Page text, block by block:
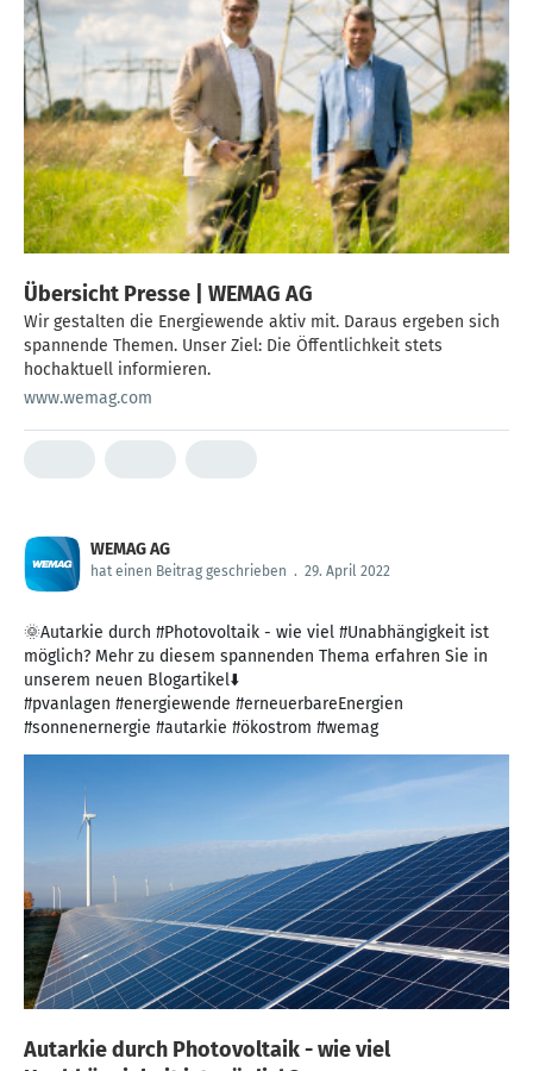
Übersicht Presse | WEMAG AG
Wir gestalten die Energiewende aktiv mit. Daraus ergeben sich
spannende Themen. Unser Ziel: Die Öffentlichkeit stets
hochaktuell informieren.
www.wemag.com
WEMAG AG
hat einen Beitrag geschrieben . 29. April 2022
🌞Autarkie durch #Photovoltaik - wie viel #Unabhängigkeit ist
möglich? Mehr zu diesem spannenden Thema erfahren Sie in
unserem neuen Blogartikel⬇️
#pvanlagen #energiewende #erneuerbareEnergien
#sonnenernergie #autarkie #ökostrom #wemag
Autarkie durch Photovoltaik - wie viel